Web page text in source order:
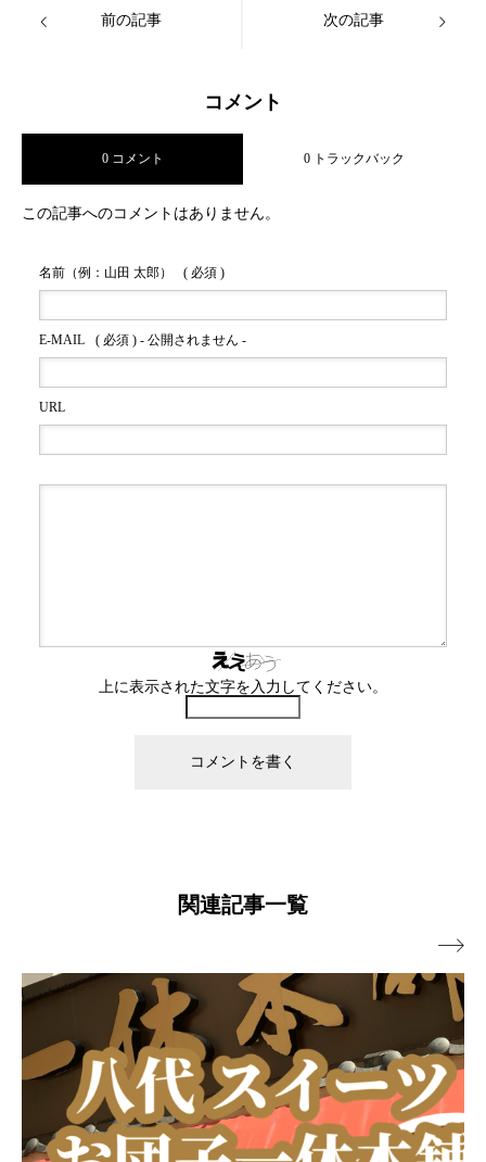
前の記事 次の記事
コメント
0 コメント 0 トラックバック
この記事へのコメントはありません。
名前（例：山田 太郎） ( 必須 )
E-MAIL ( 必須 ) - 公開されません -
URL
上に表示された文字を入力してください。
関連記事一覧
